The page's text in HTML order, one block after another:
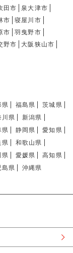
田市
泉大津市
市
寝屋川市
市
羽曳野市
野市
大阪狭山市
県 福島県
茨城県
川県
新潟県
県 静岡県
愛知県
県
和歌山県
県 愛媛県
高知県
島県 沖縄県